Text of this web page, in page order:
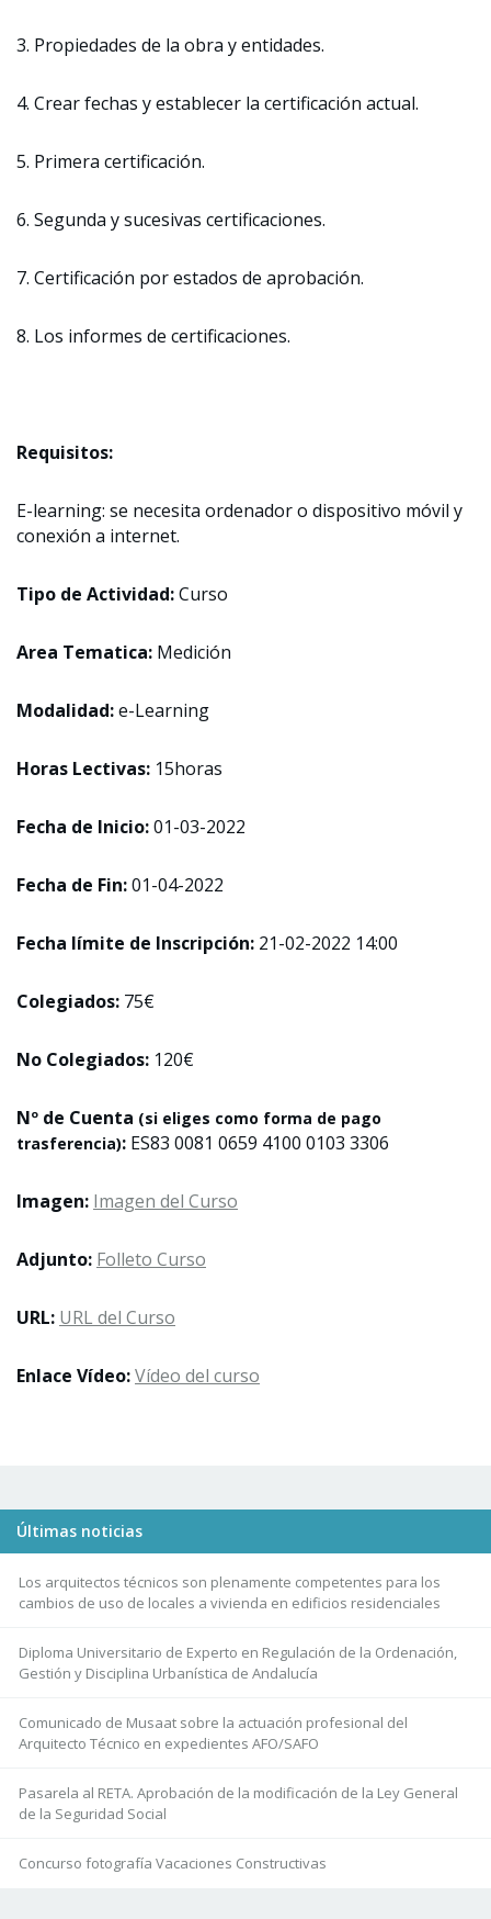
3. Propiedades de la obra y entidades.
4. Crear fechas y establecer la certificación actual.
5. Primera certificación.
6. Segunda y sucesivas certificaciones.
7. Certificación por estados de aprobación.
8. Los informes de certificaciones.
Requisitos:
E-learning: se necesita ordenador o dispositivo móvil y
conexión a internet.
Tipo de Actividad:Curso
Area Tematica: Medición
Modalidad:e-Learning
Horas Lectivas: 15horas
Fecha de Inicio:01-03-2022
Fecha de Fin:01-04-2022
Fecha límite de Inscripción: 21-02-2022 14:00
Colegiados: 75€
No Colegiados: 120€
Nº de Cuenta (si eliges como forma de pago
trasferencia): ES83 0081 0659 4100 0103 3306
Imagen: Imagen del Curso
Adjunto: Folleto Curso
URL: URL del Curso
Enlace Vídeo:Vídeo del curso
Últimas noticias
Los arquitectos técnicos son plenamente competentes para los
cambios de uso de locales a vivienda en edificios residenciales
Diploma Universitario de Experto en Regulación de la Ordenación,
Gestión y Disciplina Urbanística de Andalucía
Comunicado de Musaat sobre la actuación profesional del
Arquitecto Técnico en expedientes AFO/SAFO
Pasarela al RETA. Aprobación de la modificación de la Ley General
de la Seguridad Social
Concurso fotografía Vacaciones Constructivas